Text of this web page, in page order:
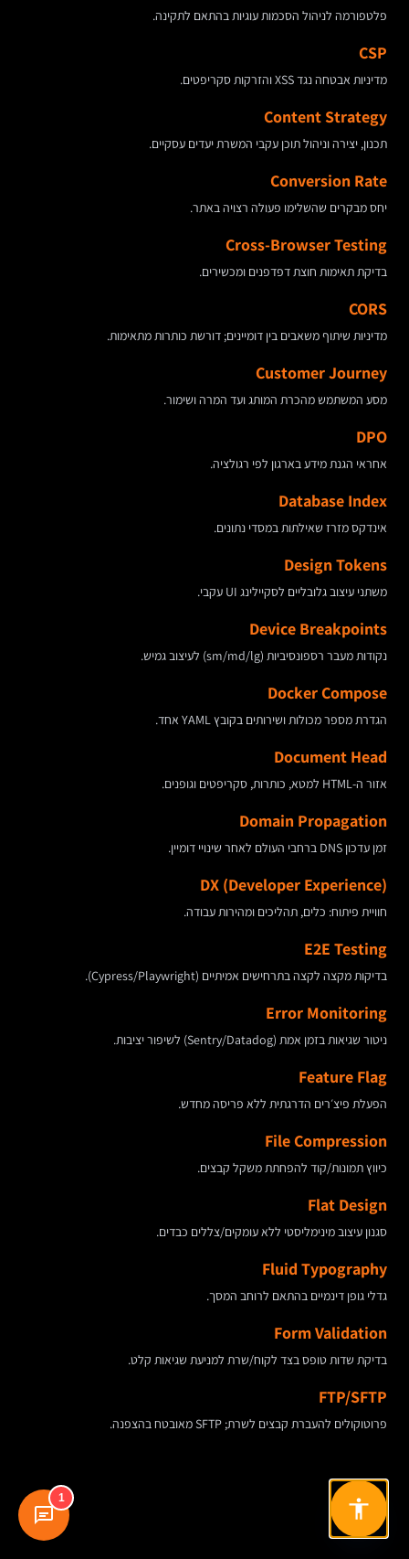
פלטפורמה לניהול הסכמות עוגיות בהתאם לתקינה.
CSP
מדיניות אבטחה נגד XSS והזרקות סקריפטים.
Content Strategy
תכנון, יצירה וניהול תוכן עקבי המשרת יעדים עסקיים.
Conversion Rate
יחס מבקרים שהשלימו פעולה רצויה באתר.
Cross-Browser Testing
בדיקת תאימות חוצת דפדפנים ומכשירים.
CORS
מדיניות שיתוף משאבים בין דומיינים; דורשת כותרות מתאימות.
Customer Journey
מסע המשתמש מהכרת המותג ועד המרה ושימור.
DPO
אחראי הגנת מידע בארגון לפי רגולציה.
Database Index
אינדקס מזרז שאילתות במסדי נתונים.
Design Tokens
משתני עיצוב גלובליים לסקיילינג UI עקבי.
Device Breakpoints
נקודות מעבר רספונסיביות (sm/md/lg) לעיצוב גמיש.
Docker Compose
הגדרת מספר מכולות ושירותים בקובץ YAML אחד.
Document Head
אזור ה-HTML למטא, כותרות, סקריפטים וגופנים.
Domain Propagation
זמן עדכון DNS ברחבי העולם לאחר שינויי דומיין.
DX (Developer Experience)
חוויית פיתוח: כלים, תהליכים ומהירות עבודה.
E2E Testing
בדיקות מקצה לקצה בתרחישים אמיתיים (Cypress/Playwright).
Error Monitoring
ניטור שגיאות בזמן אמת (Sentry/Datadog) לשיפור יציבות.
Feature Flag
הפעלת פיצ׳רים הדרגתית ללא פריסה מחדש.
File Compression
כיווץ תמונות/קוד להפחתת משקל קבצים.
Flat Design
סגנון עיצוב מינימליסטי ללא עומקים/צללים כבדים.
Fluid Typography
גדלי גופן דינמיים בהתאם לרוחב המסך.
Form Validation
בדיקת שדות טופס בצד לקוח/שרת למניעת שגיאות קלט.
FTP/SFTP
פרוטוקולים להעברת קבצים לשרת; SFTP מאובטח בהצפנה.
1